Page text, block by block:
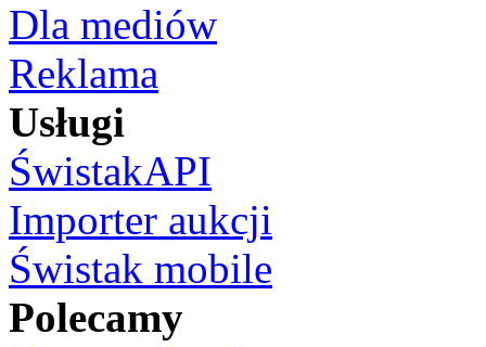
Dla mediów
Reklama
Usługi
ŚwistakAPI
Importer aukcji
Świstak mobile
Polecamy